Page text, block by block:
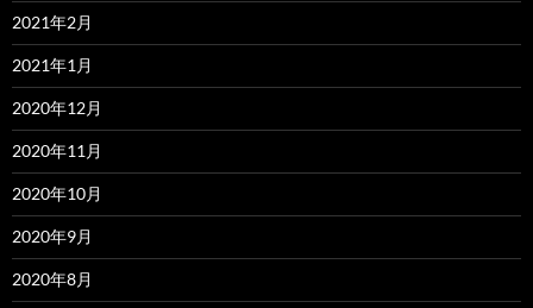
2021年2月
2021年1月
2020年12月
2020年11月
2020年10月
2020年9月
2020年8月